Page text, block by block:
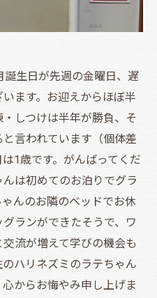
生日が先週の金曜日、遅
ます。お迎えからほぼ半
しつけは半年が勝負、そ
言われています（個体差
1歳です。がんばってくだ
は初めてのお泊りでグラ
んのお隣のベッドでお休
ランができたそうで、ワ
流が増えて学びの機会も
ハリネズミのラテちゃん
からお悔やみ申し上げま